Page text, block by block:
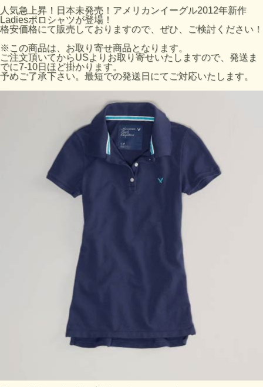
アメリカンイーグルのサイズの目安
アメリカンイーグルサイズ / 日本サイズ
XS / 5-7号
S / 9-11号
M / 13-15号
※AEホームページのサイズ表数値になります。あくまで目
安となりますのでご了承ください。
人気急上昇！日本未発売！アメリカンイーグル2012年新作
Ladiesポロシャツが登場！
格安価格にて販売しておりますので、ぜひ、ご検討ください！
※この商品は、お取り寄せ商品となります。
ご注文頂いてからUSよりお取り寄せいたしますので、発送ま
でに7-10日ほど掛かります。
予めご了承下さい。最短での発送日にてご対応いたします。